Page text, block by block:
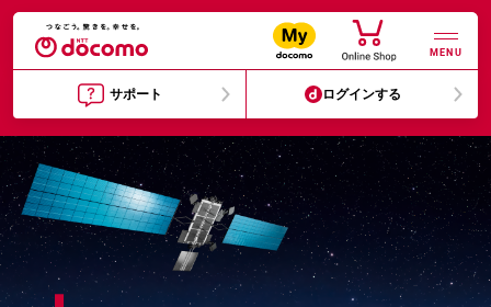
MENU
サポート ログインする